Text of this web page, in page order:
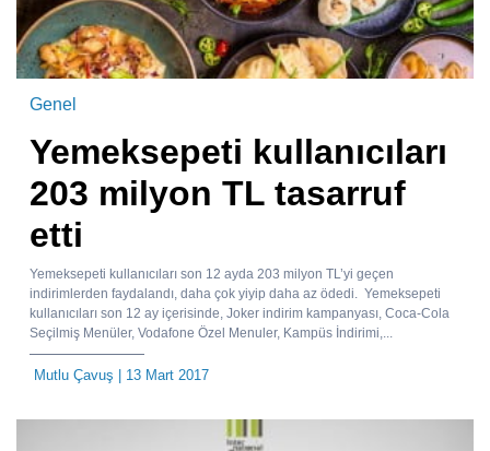
Genel
Yemeksepeti kullanıcıları
203 milyon TL tasarruf
etti
Yemeksepeti kullanıcıları son 12 ayda 203 milyon TL’yi geçen
indirimlerden faydalandı, daha çok yiyip daha az ödedi. Yemeksepeti
kullanıcıları son 12 ay içerisinde, Joker indirim kampanyası, Coca-Cola
Seçilmiş Menüler, Vodafone Özel Menuler, Kampüs İndirimi,...
Mutlu Çavuş | 13 Mart 2017